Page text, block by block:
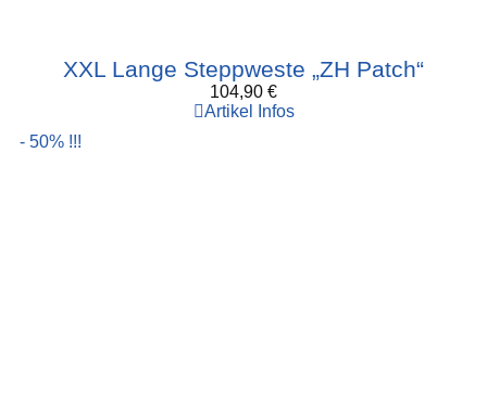
XXL Lange Steppweste „ZH Patch“
104,90 €
Artikel Infos
- 50% !!!